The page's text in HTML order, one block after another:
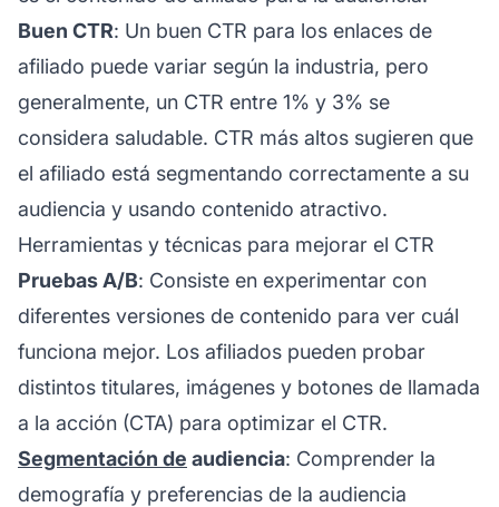
Buen CTR: Un buen CTR para los enlaces de
afiliado puede variar según la industria, pero
generalmente, un CTR entre 1% y 3% se
considera saludable. CTR más altos sugieren que
el afiliado está segmentando correctamente a su
audiencia y usando contenido atractivo.
Herramientas y técnicas para mejorar el CTR
Pruebas A/B: Consiste en experimentar con
diferentes versiones de contenido para ver cuál
funciona mejor. Los afiliados pueden probar
distintos titulares, imágenes y botones de llamada
a la acción (CTA) para optimizar el CTR.
Segmentación de audiencia: Comprender la
demografía y preferencias de la audiencia